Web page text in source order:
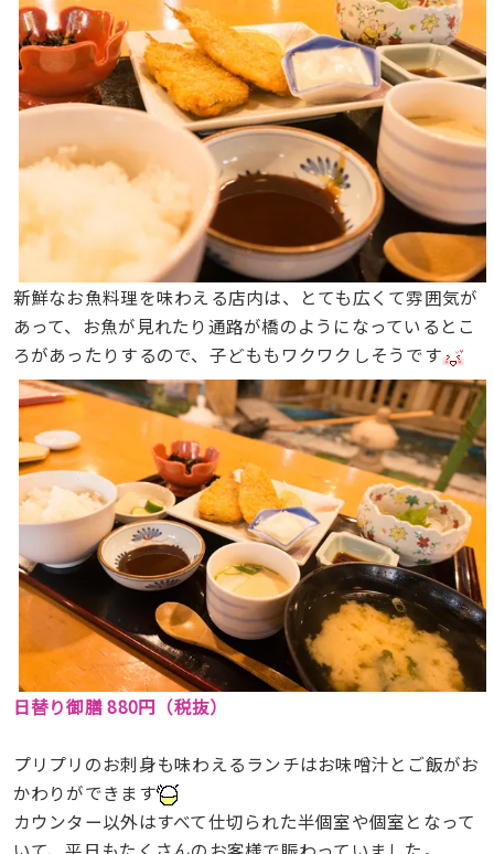
新鮮なお魚料理を味わえる店内は、とても広くて雰囲気が
あって、お魚が見れたり通路が橋のようになっているとこ
ろがあったりするので、子どももワクワクしそうです
日替り御膳 880円（税抜）
プリプリのお刺身も味わえるランチはお味噌汁とご飯がお
かわりができます
カウンター以外はすべて仕切られた半個室や個室となって